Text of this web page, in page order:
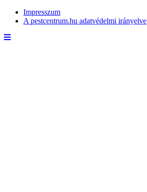
Impresszum
A pestcentrum.hu adatvédelmi irányelve